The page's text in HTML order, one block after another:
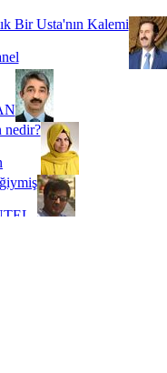
Bir Usta'nın Kalemi
nedir?
Olsa Burdayız